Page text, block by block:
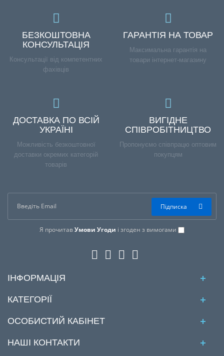
БЕЗКОШТОВНА
КОНСУЛЬТАЦІЯ
Консультації від компетентних
фахівців
ГАРАНТІЯ НА ТОВАР
Максимальна гарантія на
товари інтернет-магазину
ДОСТАВКА ПО ВСІЙ
УКРАЇНІ
Можливість безкоштовної
доставки окремих категорій
товарів
ВИГІДНЕ
СПІВРОБІТНИЦТВО
Пропонуємо співпрацю оптовим
покупцям
Я прочитавУмови Угоди і згоден з вимогами
Підписка
ІНФОРМАЦІЯ
КАТЕГОРІЇ
ОСОБИСТИЙ КАБІНЕТ
НАШІ КОНТАКТИ